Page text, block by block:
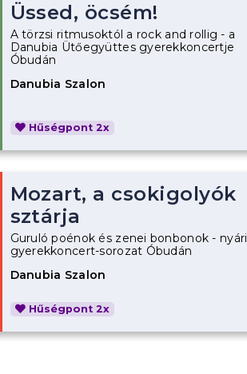
Üssed, öcsém!
A törzsi ritmusoktól a rock and rollig - a
Danubia Ütőegyüttes gyerekkoncertje
Óbudán
Danubia Szalon
Hűségpont 2x
Mozart, a csokigolyók
sztárja
Guruló poénok és zenei bonbonok - nyári
gyerekkoncert-sorozat Óbudán
Danubia Szalon
Hűségpont 2x